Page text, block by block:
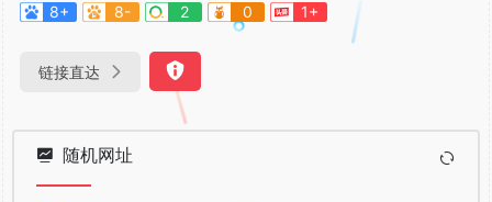
8+
8- 2 0 1+
链接直达
随机网址